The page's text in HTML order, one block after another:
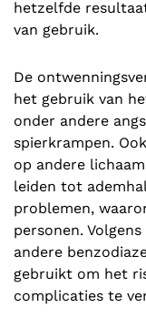
hetzelfde
van gebruik.
De
het gebruik van
onder andere
spierkrampen.
op andere
leiden tot
problemen,
personen.
andere
gebruikt om het
complicaties te